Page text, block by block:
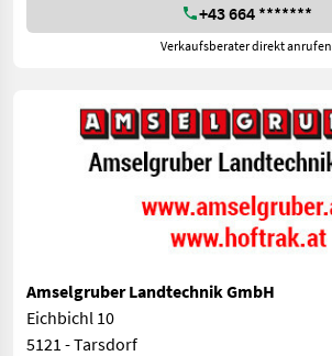
+43 664 *******
Verkaufsberater direkt anrufen
Amselgruber Landtechnik GmbH
Eichbichl 10
5121 - Tarsdorf